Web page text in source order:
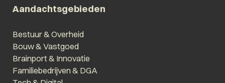
Aandachtsgebieden
Bestuur & Overheid
Bouw & Vastgoed
Brainport & Innovatie
Familiebedrijven & DGA